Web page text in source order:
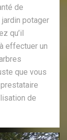
de
potager
qu’il
effectuer un
que vous
de